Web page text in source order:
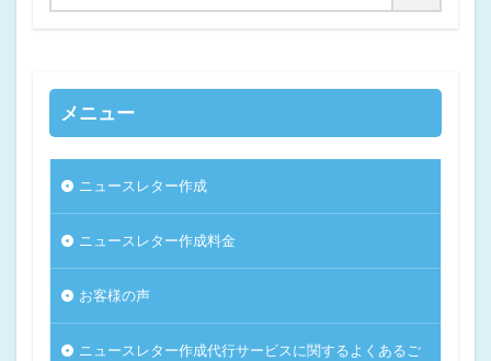
メニュー
ニュースレター作成
ニュースレター作成料金
お客様の声
ニュースレター作成代行サービスに関するよくあるご